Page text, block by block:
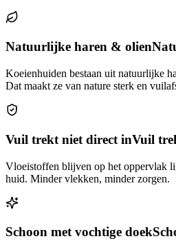
Natuurlijke haren & olien
Koeienhuiden bestaan uit natuurlijke
Dat maakt ze van nature sterk en
Vuil trekt niet direct inVuil
Vloeistoffen blijven op het oppervlak
huid. Minder vlekken, minder zorgen.
Schoon met vochtige doek